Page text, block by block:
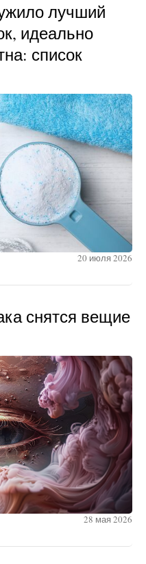
лучший
идеально
список
20 июля 2026
снятся вещие
28 мая 2026